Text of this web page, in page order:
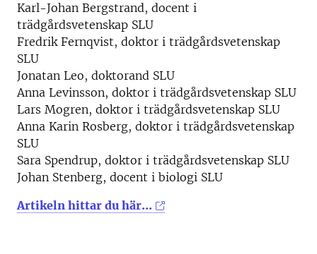
Karl-Johan Bergstrand, docent i
trädgårdsvetenskap SLU
Fredrik Fernqvist, doktor i trädgårdsvetenskap
SLU
Jonatan Leo, doktorand SLU
Anna Levinsson, doktor i trädgårdsvetenskap SLU
Lars Mogren, doktor i trädgårdsvetenskap SLU
Anna Karin Rosberg, doktor i trädgårdsvetenskap
SLU
Sara Spendrup, doktor i trädgårdsvetenskap SLU
Johan Stenberg, docent i biologi SLU
Artikeln hittar du här...